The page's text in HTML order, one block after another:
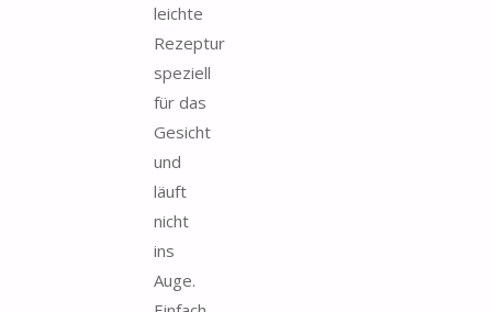
leichte
Rezeptur
speziell
für das
Gesicht
und
läuft
nicht
ins
Auge.